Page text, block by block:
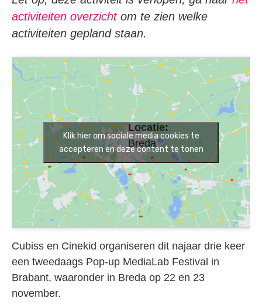
activiteiten overzichtom te zien welke
activiteiten gepland staan.
Locatie:
Breda
Klik hier om sociale media cookies te
accepteren en deze content te tonen
Cubiss en Cinekid organiseren dit najaar drie keer
een tweedaags Pop-up MediaLab Festival in
Brabant, waaronder in Breda op 22 en 23
november.